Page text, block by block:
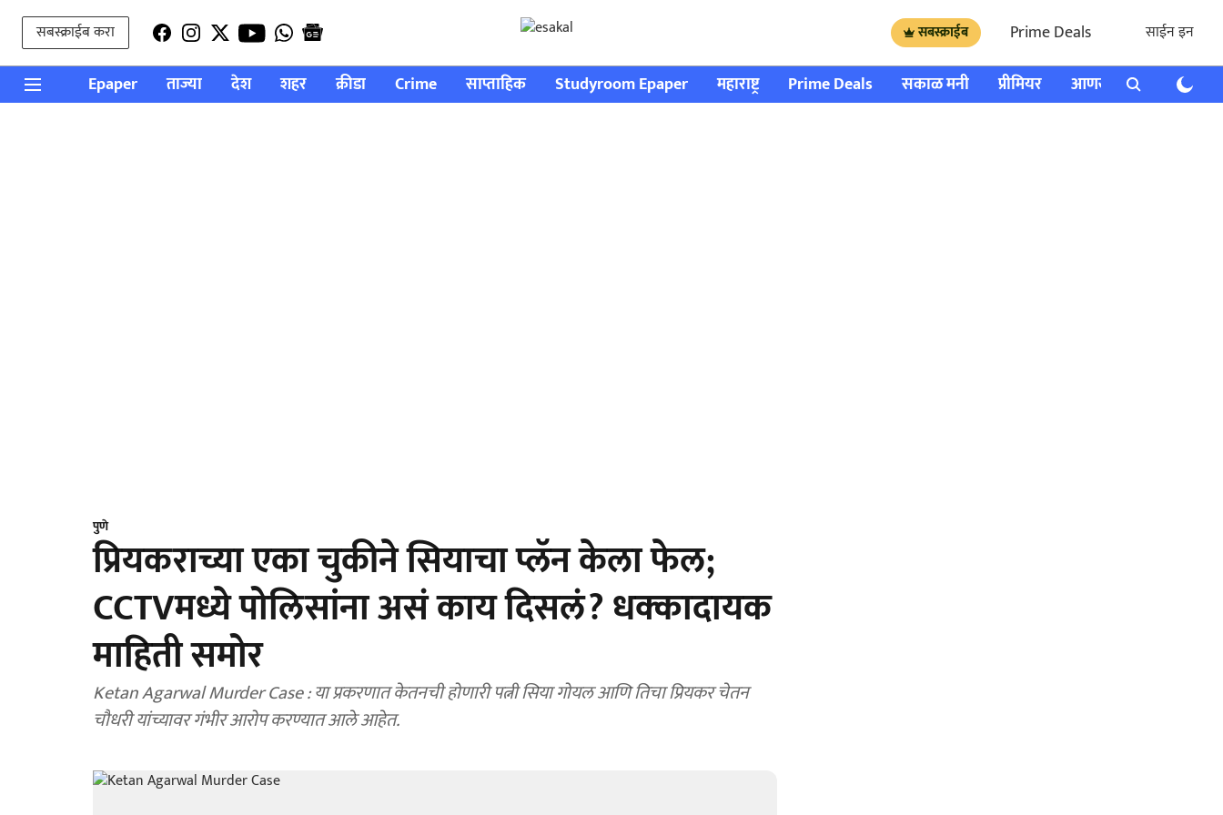
सबस्क्राईब करा सबस्क्राईब Prime Deals साईन इन
Epaper ताज्या देश शहर क्रीडा Crime साप्ताहिक Studyroom Epaper महाराष्ट्र Prime Deals सकाळ मनी प्रीमियर आणखी राशी भविष्य
पुणे
प्रियकराच्या एका चुकीने सियाचा प्लॅन केला फेल;
CCTVमध्ये पोलिसांना असं काय दिसलं? धक्कादायक
माहिती समोर
Ketan Agarwal Murder Case : या प्रकरणात केतनची होणारी पत्नी सिया गोयल आणि तिचा प्रियकर चेतन
चौधरी यांच्यावर गंभीर आरोप करण्यात आले आहेत.